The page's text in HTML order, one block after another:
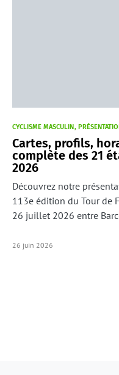
CYCLISME MASCULIN
Cartes, profils,
complète des 21
2026
Découvrez notre
113e édition du Tour de
26 juillet 2026 entre
26 juin 2026